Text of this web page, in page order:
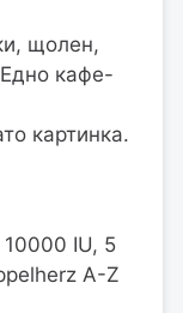
щолен,
кафе-
картинка.
10000 IU, 5
A-Z